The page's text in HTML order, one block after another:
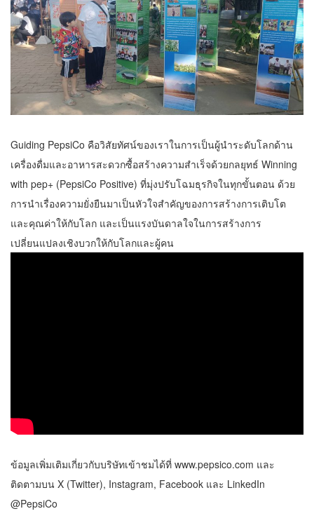
Guiding PepsiCo คือวิสัยทัศน์ของเราในการเป็นผู้นำระดับโลกด้าน
เครื่องดื่มและอาหารสะดวกซื้อสร้างความสำเร็จด้วยกลยุทธ์ Winning
with pep+ (PepsiCo Positive) ที่มุ่งปรับโฉมธุรกิจในทุกขั้นตอน ด้วย
การนำเรื่องความยั่งยืนมาเป็นหัวใจสำคัญของการสร้างการเติบโต
และคุณค่าให้กับโลก และเป็นแรงบันดาลใจในการสร้างการ
เปลี่ยนแปลงเชิงบวกให้กับโลกและผู้คน
ข้อมูลเพิ่มเติมเกี่ยวกับบริษัทเข้าชมได้ที่ www.pepsico.com และ
ติดตามบน X (Twitter), Instagram, Facebook และ LinkedIn
@PepsiCo